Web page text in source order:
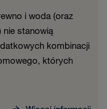
i woda (oraz
nie stanowią
kombinacji
których